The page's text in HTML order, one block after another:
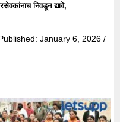
निवडून द्यावे,
January 6, 2026 /